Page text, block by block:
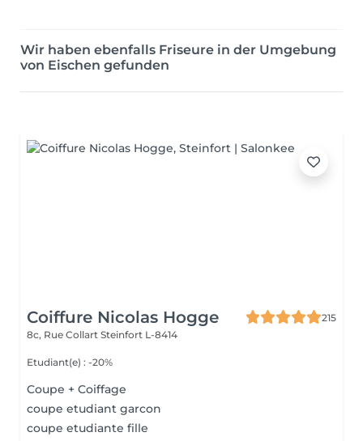
Wir haben ebenfalls Friseure in der Umgebung
von Eischen gefunden
Coiffure Nicolas Hogge
215
8c, Rue Collart Steinfort L-8414
Etudiant(e) : -20%
Coupe + Coiffage
coupe etudiant garcon
coupe etudiante fille